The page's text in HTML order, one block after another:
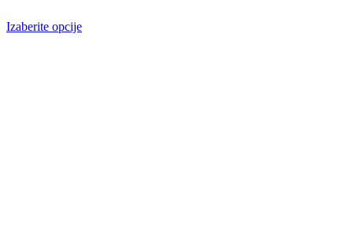
Izaberite opcije